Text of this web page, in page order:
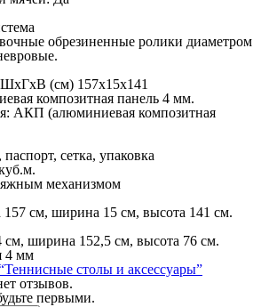
обрезиненные ролики диаметром
(см) 157х15х141
композитная панель 4 мм.
АКП (алюминиевая композитная
сетка, упаковка
механизмом
157 см, ширина 15 см, высота 141 см.
см, ширина 152,5 см, высота 76 см.
4 мм
столы и аксессуары”
отзывов.
первыми.